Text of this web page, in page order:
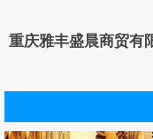
重庆雅丰盛晨商贸有